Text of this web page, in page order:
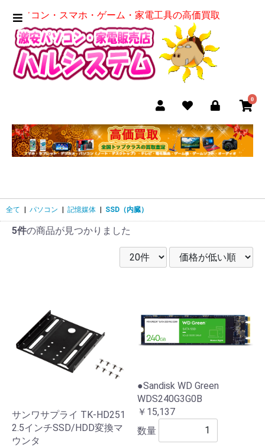
パソコン・スマホ・ゲーム・家電工具の高価買取
0
全て | パソコン | 記憶媒体 | SSD（内臓）
5件の商品が見つかりました
サンワサプライ TK-HD251
2.5インチSSD/HDD変換マ
ウンタ
●Sandisk WD Green
WDS240G3G0B
￥15,137
数量